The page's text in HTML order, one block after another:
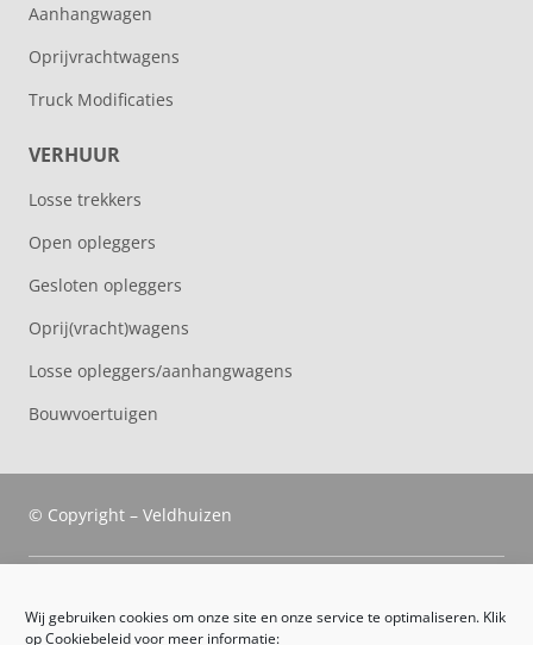
Wij gebruiken cookies om onze site en onze service te optimaliseren. Klik
op Cookiebeleid voor meer informatie:
Aanhangwagen
Oprijvrachtwagens
Truck Modificaties
VERHUUR
Losse trekkers
Open opleggers
Gesloten opleggers
Oprij(vracht)wagens
Losse opleggers/aanhangwagens
Bouwvoertuigen
© Copyright – Veldhuizen